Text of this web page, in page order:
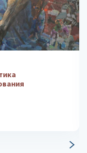
теория и